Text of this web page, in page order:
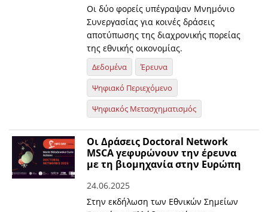
Οι δύο φορείς υπέγραψαν Μνημόνιο
Συνεργασίας για κοινές δράσεις
αποτύπωσης της διαχρονικής πορείας
της εθνικής οικονομίας.
Δεδομένα
Έρευνα
Ψηφιακό Περιεχόμενο
Ψηφιακός Μετασχηματισμός
Οι Δράσεις Doctoral Network
MSCA γεφυρώνουν την έρευνα
με τη βιομηχανία στην Ευρώπη
24.06.2025
Στην εκδήλωση των Εθνικών Σημείων